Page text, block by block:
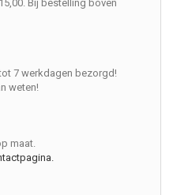
Bij bestelling boven
7 werkdagen bezorgd!
weten!
maat.